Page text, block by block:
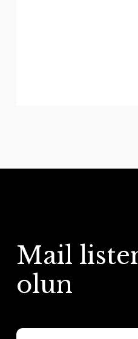
Mail
olun